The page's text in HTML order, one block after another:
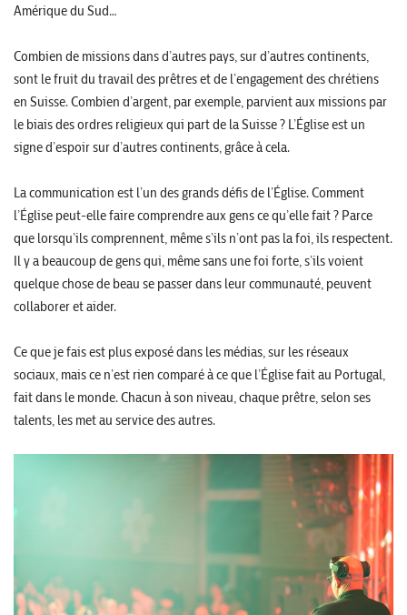
Amérique du Sud…
Combien de missions dans d’autres pays, sur d’autres continents,
sont le fruit du travail des prêtres et de l’engagement des chrétiens
en Suisse. Combien d’argent, par exemple, parvient aux missions par
le biais des ordres religieux qui part de la Suisse ? L’Église est un
signe d’espoir sur d’autres continents, grâce à cela.
La communication est l’un des grands défis de l’Église. Comment
l’Église peut-elle faire comprendre aux gens ce qu’elle fait ? Parce
que lorsqu’ils comprennent, même s’ils n’ont pas la foi, ils respectent.
Il y a beaucoup de gens qui, même sans une foi forte, s’ils voient
quelque chose de beau se passer dans leur communauté, peuvent
collaborer et aider.
Ce que je fais est plus exposé dans les médias, sur les réseaux
sociaux, mais ce n’est rien comparé à ce que l’Église fait au Portugal,
fait dans le monde. Chacun à son niveau, chaque prêtre, selon ses
talents, les met au service des autres.